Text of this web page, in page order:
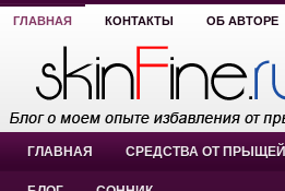
ГЛАВНАЯ КОНТАКТЫ ОБ АВТОРЕ
ГЛАВНАЯ СРЕДСТВА ОТ ПРЫЩЕЙ